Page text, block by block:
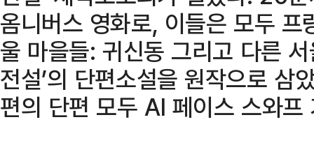
옴니버스 영화로, 이들은 모두 프
울 마을들: 귀신동 그리고 다른
전설’의 단편소설을 원작으로 삼
편의 단편 모두 AI 페이스 스와